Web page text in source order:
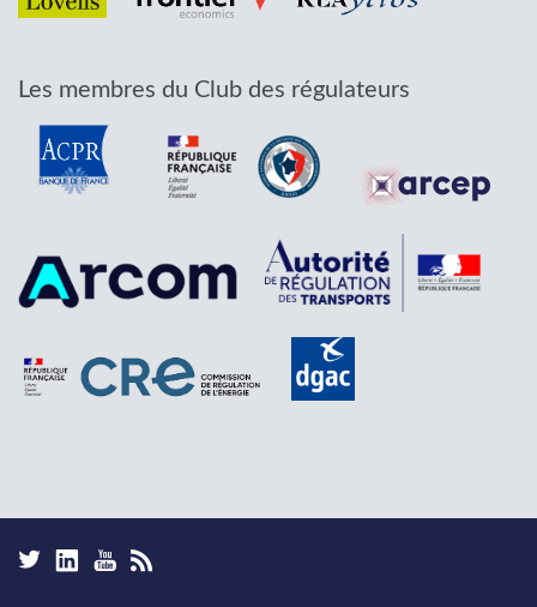
Les membres du Club des régulateurs